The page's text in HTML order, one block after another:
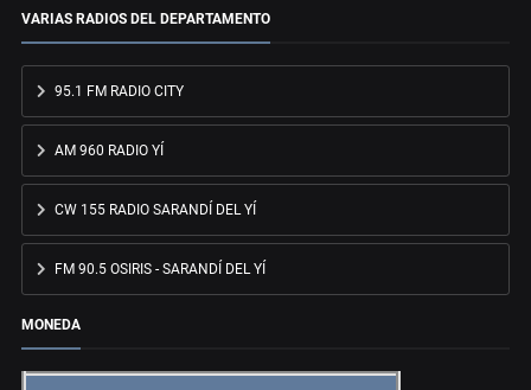
VARIAS RADIOS DEL DEPARTAMENTO
95.1 FM RADIO CITY
AM 960 RADIO YÍ
CW 155 RADIO SARANDÍ DEL YÍ
FM 90.5 OSIRIS - SARANDÍ DEL YÍ
MONEDA